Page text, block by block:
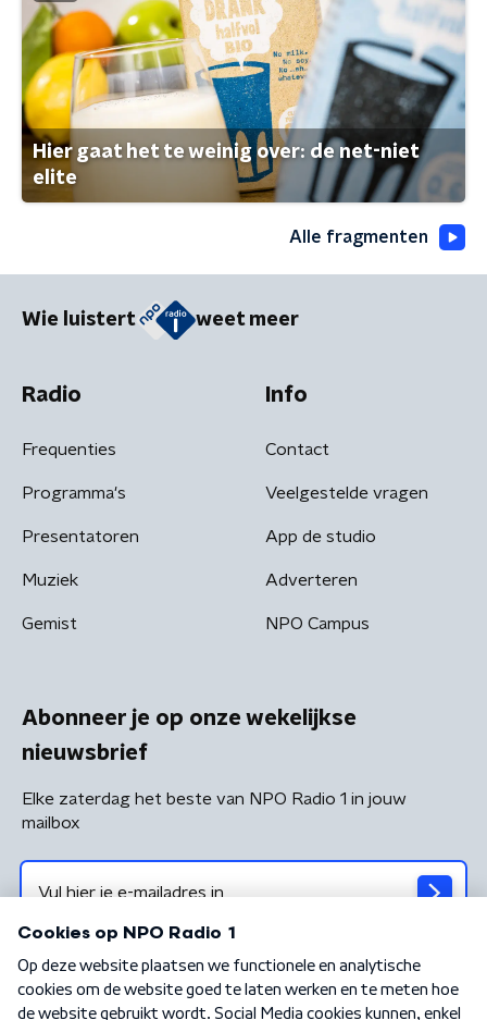
Hier gaat het te weinig over: de net-niet
elite
Alle fragmenten
Wie luistert weet meer
Radio
Frequenties
Programma's
Presentatoren
Muziek
Gemist
Info
Contact
Veelgestelde vragen
App de studio
Adverteren
NPO Campus
Abonneer je op onze wekelijkse
nieuwsbrief
Elke zaterdag het beste van NPO Radio 1 in jouw
mailbox